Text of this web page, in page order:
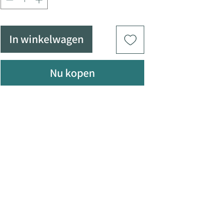
loden H-profiel, deze kan
hierdoor in een ander project
aangewerkt worden.
Formaat 61 x 30cm
Gewicht 3200gram
In winkelwagen
Nu kopen